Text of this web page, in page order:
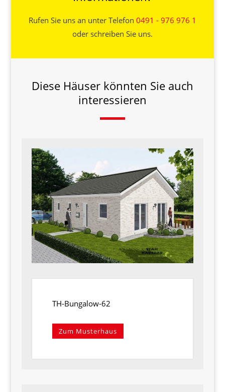
Rufen Sie uns an unter Telefon 0491 - 976 976 1
oder schreiben Sie uns.
Diese Häuser könnten Sie auch
interessieren
TH-Bungalow-62
Zum Musterhaus